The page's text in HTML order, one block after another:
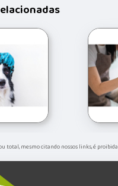
total, mesmo citando nossos links, é